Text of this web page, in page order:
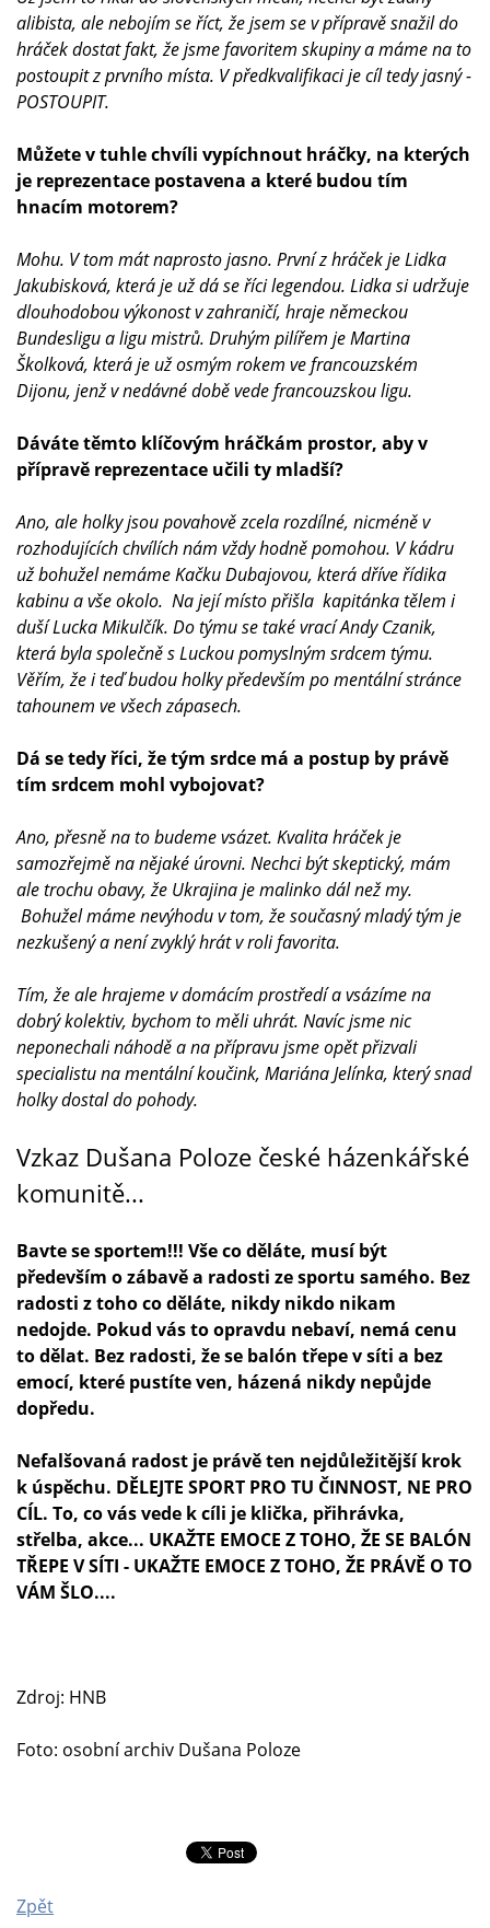
alibista, ale nebojím se říct, že jsem se v přípravě snažil do
hráček dostat fakt, že jsme favoritem skupiny a máme na to
postoupit z prvního místa. V předkvalifikaci je cíl tedy jasný -
POSTOUPIT.
Můžete v tuhle chvíli vypíchnout hráčky, na kterých
je reprezentace postavena a které budou tím
hnacím motorem?
Mohu. V tom mát naprosto jasno. První z hráček je Lidka
Jakubisková, která je už dá se říci legendou. Lidka si udržuje
dlouhodobou výkonost v zahraničí, hraje německou
Bundesligu a ligu mistrů. Druhým pilířem je Martina
Školková, která je už osmým rokem ve francouzském
Dijonu, jenž v nedávné době vede francouzskou ligu.
Dáváte těmto klíčovým hráčkám prostor, aby v
přípravě reprezentace učili ty mladší?
Ano, ale holky jsou povahově zcela rozdílné, nicméně v
rozhodujících chvílích nám vždy hodně pomohou. V kádru
už bohužel nemáme Kačku Dubajovou, která dříve řídika
kabinu a vše okolo. Na její místo přišla kapitánka tělem i
duší Lucka Mikulčík. Do týmu se také vrací Andy Czanik,
která byla společně s Luckou pomyslným srdcem týmu.
Věřím, že i teď budou holky především po mentální stránce
tahounem ve všech zápasech.
Dá se tedy říci, že tým srdce má a postup by právě
tím srdcem mohl vybojovat?
Ano, přesně na to budeme vsázet. Kvalita hráček je
samozřejmě na nějaké úrovni. Nechci být skeptický, mám
ale trochu obavy, že Ukrajina je malinko dál než my.
Bohužel máme nevýhodu v tom, že současný mladý tým je
nezkušený a není zvyklý hrát v roli favorita.
Tím, že ale hrajeme v domácím prostředí a vsázíme na
dobrý kolektiv, bychom to měli uhrát. Navíc jsme nic
neponechali náhodě a na přípravu jsme opět přizvali
specialistu na mentální koučink, Mariána Jelínka, který snad
holky dostal do pohody.
Vzkaz Dušana Poloze české házenkářské
komunitě...
Bavte se sportem!!! Vše co děláte, musí být
především o zábavě a radosti ze sportu samého. Bez
radosti z toho co děláte, nikdy nikdo nikam
nedojde. Pokud vás to opravdu nebaví, nemá cenu
to dělat. Bez radosti, že se balón třepe v síti a bez
emocí, které pustíte ven, házená nikdy nepůjde
dopředu.
Nefalšovaná radost je právě ten nejdůležitější krok
k úspěchu. DĚLEJTE SPORT PRO TU ČINNOST, NE PRO
CÍL. To, co vás vede k cíli je klička, přihrávka,
střelba, akce... UKAŽTE EMOCE Z TOHO, ŽE SE BALÓN
TŘEPE V SÍTI - UKAŽTE EMOCE Z TOHO, ŽE PRÁVĚ O TO
VÁM ŠLO....
Zdroj: HNB
Foto: osobní archiv Dušana Poloze
Zpět